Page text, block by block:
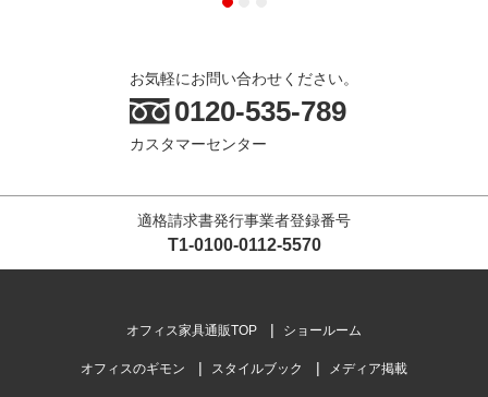
お気軽にお問い合わせください。
0120-535-789
カスタマーセンター
適格請求書発行事業者登録番号
T1-0100-0112-5570
オフィス家具通販TOP ショールーム
オフィスのギモン スタイルブック メディア掲載